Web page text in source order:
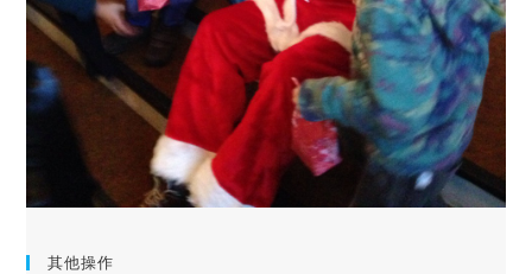
其他操作